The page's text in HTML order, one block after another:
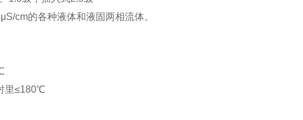
cm的各种液体和液固两相流体。
里≤180℃